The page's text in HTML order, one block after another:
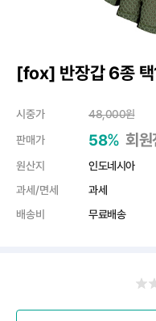
[fox] 반장갑 6종
시중가 48,000원
판매가
58% 회원
원산지
인도네시아
과세/면세
과세
배송비
무료배송